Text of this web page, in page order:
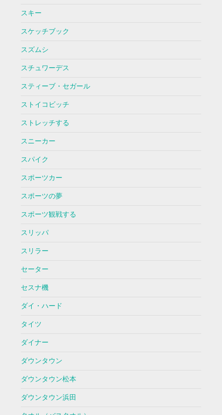
スキー
スケッチブック
スズムシ
スチュワーデス
スティーブ・セガール
ストイコビッチ
ストレッチする
スニーカー
スパイク
スポーツカー
スポーツの夢
スポーツ観戦する
スリッパ
スリラー
セーター
セスナ機
ダイ・ハード
タイツ
ダイナー
ダウンタウン
ダウンタウン松本
ダウンタウン浜田